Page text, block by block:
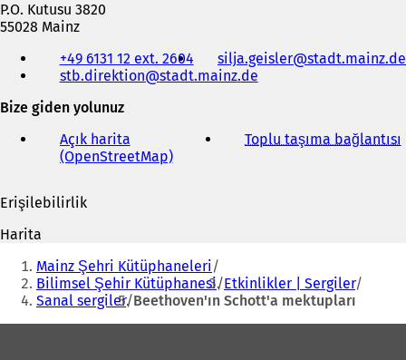
l
ı
P.O. Kutusu 3820
55028 Mainz
faks
e-
posta
+49 6131 12 ext. 2604 silja.geisler stadt.mainz de
stb.direktion
stadt.mainz de
Bize giden yolunuz
Açık harita
(OpenStreetMap)(
i
r
s
e
k
Toplu taşıma bağlantısı
Erişilebilirlik
Harita
Buradasınız:
Mainz Şehri Kütüphaneleri
Bilimsel Şehir Kütüphanesi Etkinlikler | Sergiler
Sanal sergiler Beethoven'ın Schott'a mektupları